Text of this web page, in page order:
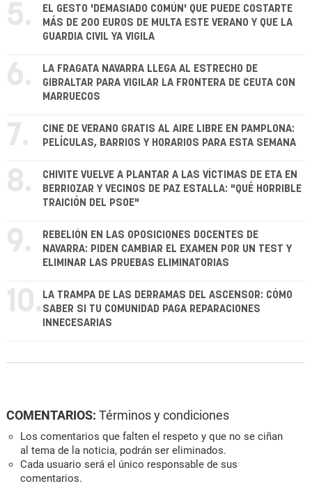
5.
EL GESTO 'DEMASIADO COMÚN' QUE PUEDE COSTARTE
MÁS DE 200 EUROS DE MULTA ESTE VERANO Y QUE LA
GUARDIA CIVIL YA VIGILA
6.
LA FRAGATA NAVARRA LLEGA AL ESTRECHO DE
GIBRALTAR PARA VIGILAR LA FRONTERA DE CEUTA CON
MARRUECOS
7.
CINE DE VERANO GRATIS AL AIRE LIBRE EN PAMPLONA:
PELÍCULAS, BARRIOS Y HORARIOS PARA ESTA SEMANA
8.
CHIVITE VUELVE A PLANTAR A LAS VÍCTIMAS DE ETA EN
BERRIOZAR Y VECINOS DE PAZ ESTALLA: "QUÉ HORRIBLE
TRAICIÓN DEL PSOE"
9.
REBELIÓN EN LAS OPOSICIONES DOCENTES DE
NAVARRA: PIDEN CAMBIAR EL EXAMEN POR UN TEST Y
ELIMINAR LAS PRUEBAS ELIMINATORIAS
10. LA TRAMPA DE LAS DERRAMAS DEL ASCENSOR: CÓMO
SABER SI TU COMUNIDAD PAGA REPARACIONES
INNECESARIAS
COMENTARIOS: Términos y condiciones
Los comentarios que falten el respeto y que no se ciñan
al tema de la noticia, podrán ser eliminados.
Cada usuario será el único responsable de sus
comentarios.